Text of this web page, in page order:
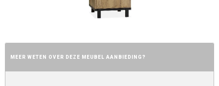
MEER WETEN OVER DEZE MEUBEL AANBIEDING?